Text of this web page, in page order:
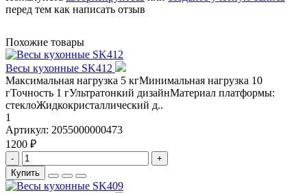
перед тем как написать отзыв
Похожие товары
Весы кухонные SK412
Максимальная нагрузка 5 кгМинимальная нагрузка 10
гТочность 1 гУльтратонкий дизайнМатериал платформы:
стеклоЖидкокристаллический д..
1
Артикул: 2055000000473
1200 ₽
-
+
Купить